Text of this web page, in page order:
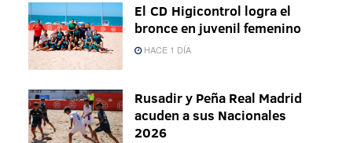
El CD Higicontrol logra el
bronce en juvenil femenino
HACE 1 DÍA
Rusadir y Peña Real Madrid
acuden a sus Nacionales
2026